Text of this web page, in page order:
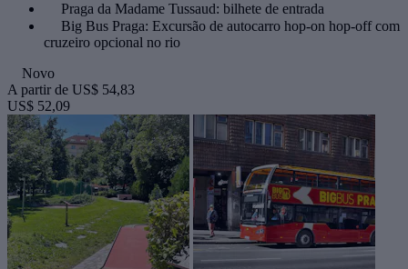
Praga da Madame Tussaud: bilhete de entrada
Big Bus Praga: Excursão de autocarro hop-on hop-off com
cruzeiro opcional no rio
Novo
A partir de US$ 54,83
US$ 52,09